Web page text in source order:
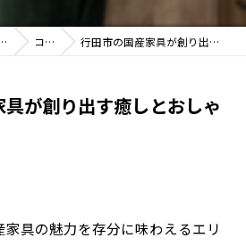
家具センター 駒形店 コラム 行田市の国産家具が創り出す癒しとおしゃれな空間
が創り出す癒しとおしゃ
具の魅力を存分に味わえるエリ